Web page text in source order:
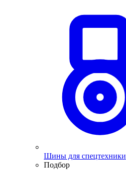
Шины для спецтехники
Подбор